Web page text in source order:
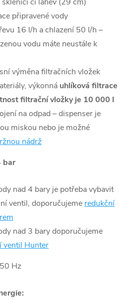
či láhev (29 cm)
připravené vody
16 l/h a chlazení 50 l/h –
vodu máte neustále k
výměna filtračních vložek
výkonná uhlíková filtrace
filtrační vložky je 10 000 l
na odpad – dispenser je
miskou nebo je možné
nádrž
bar
nad 4 bary je potřeba vybavit
ventil, doporučujemeredukční
nad 3 bary doporučujeme
ventil Hunter
Hz